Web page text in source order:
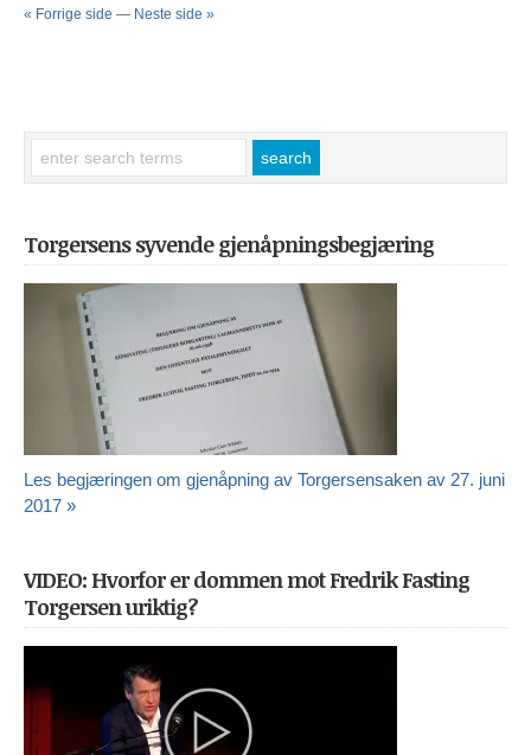
« Forrige side — Neste side »
Torgersens syvende gjenåpningsbegjæring
Les begjæringen om gjenåpning av Torgersensaken av 27. juni
2017 »
VIDEO: Hvorfor er dommen mot Fredrik Fasting
Torgersen uriktig?